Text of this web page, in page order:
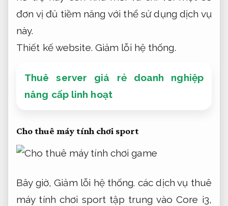
đơn vị đủ tiềm năng với thể sử dụng dịch vụ
này.
Thiết kế website. Giảm lỗi hệ thống.
Thuê server giá rẻ doanh nghiệp
nâng cấp linh hoạt
Cho thuê máy tính chơi sport
Bây giờ,Giảm lỗi hệ thống. các dịch vụ thuê
máy tính chơi sport tập trung vào Core i3,